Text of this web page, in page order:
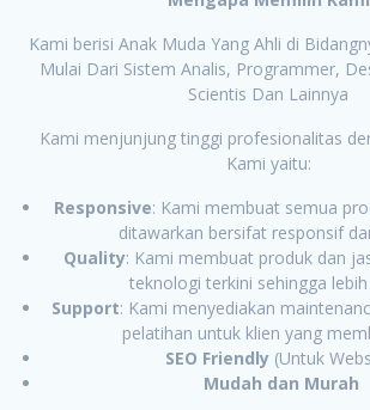
Kami berisi Anak Muda Yang Ahli di
Mulai Dari Sistem Analis, Programmer,
Scientis Dan Lainnya
Kami menjunjung tinggi profesionalitas
Kami yaitu:
Responsive: Kami membuat semua
ditawarkan bersifat responsif
Quality: Kami membuat produk dan
teknologi terkini sehingga
Support: Kami menyediakan
pelatihan untuk klien yang
SEO Friendly(Untuk
Mudah dan Murah